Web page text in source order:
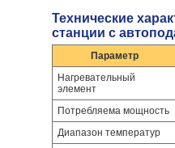
Технические
станции с
Параметр
Нагревательный
элемент
Потребляема мощность
Диапазон температур